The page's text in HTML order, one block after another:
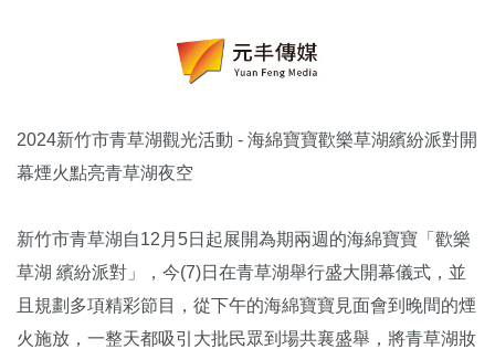
2024新竹市青草湖觀光活動 - 海綿寶寶歡樂草湖繽紛派對開
幕煙火點亮青草湖夜空
新竹市青草湖自12月5日起展開為期兩週的海綿寶寶「歡樂
草湖 繽紛派對」，今(7)日在青草湖舉行盛大開幕儀式，並
且規劃多項精彩節目，從下午的海綿寶寶見面會到晚間的煙
火施放，一整天都吸引大批民眾到場共襄盛舉，將青草湖妝